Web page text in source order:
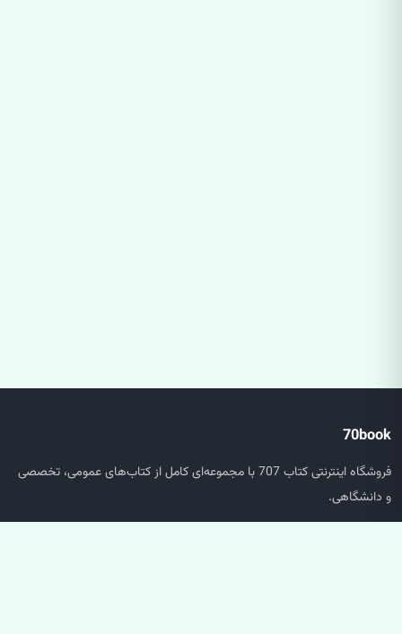
70book
فروشگاه اینترنتی کتاب 707 با مجموعه‌ای کامل از کتاب‌های عمومی، تخصصی
و دانشگاهی.